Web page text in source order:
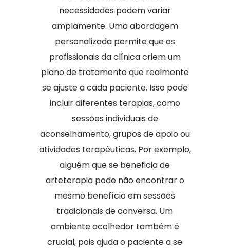
necessidades podem variar
amplamente. Uma abordagem
personalizada permite que os
profissionais da clínica criem um
plano de tratamento que realmente
se ajuste a cada paciente. Isso pode
incluir diferentes terapias, como
sessões individuais de
aconselhamento, grupos de apoio ou
atividades terapêuticas. Por exemplo,
alguém que se beneficia de
arteterapia pode não encontrar o
mesmo benefício em sessões
tradicionais de conversa. Um
ambiente acolhedor também é
crucial, pois ajuda o paciente a se